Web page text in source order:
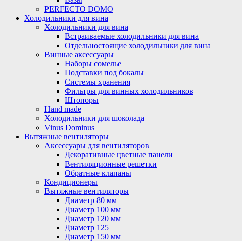
PERFECTO DOMO
Холодильники для вина
Холодильники для вина
Встраиваемые холодильники для вина
Отдельностоящие холодильники для вина
Винные аксессуары
Наборы сомелье
Подставки под бокалы
Системы хранения
Фильтры для винных холодильников
Штопоры
Hand made
Холодильники для шоколада
Vinus Dominus
Вытяжные вентиляторы
Аксессуары для вентиляторов
Декоративные цветные панели
Вентиляционные решетки
Обратные клапаны
Кондиционеры
Вытяжные вентиляторы
Диаметр 80 мм
Диаметр 100 мм
Диаметр 120 мм
Диаметр 125
Диаметр 150 мм